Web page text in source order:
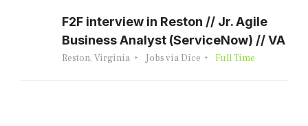
F2F interview in Reston // Jr. Agile
Business Analyst (ServiceNow) // VA
Reston, Virginia Jobs via Dice Full Time